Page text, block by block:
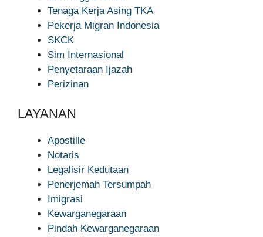
Tenaga Kerja Asing TKA
Pekerja Migran Indonesia
SKCK
Sim Internasional
Penyetaraan Ijazah
Perizinan
LAYANAN
Apostille
Notaris
Legalisir Kedutaan
Penerjemah Tersumpah
Imigrasi
Kewarganegaraan
Pindah Kewarganegaraan